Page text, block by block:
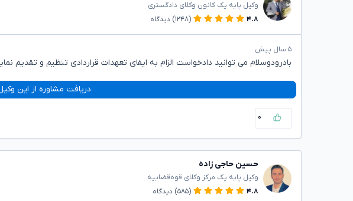
وکیل پایه یک کانون وکلای دادگستری
۴.۸
(۱۲۴۸) دیدگاه
۵ سال پیش
بادرودوسلام می توانید دادخواست الزام به ایفای تعهدات قراردادی تنظیم و تقدیم
دریافت مشاوره از این
۰
حسین حاجی زاده
وکیل پایه یک مرکز وکلای قوه‌قضاییه
۴.۸
(۵۸۵) دیدگاه